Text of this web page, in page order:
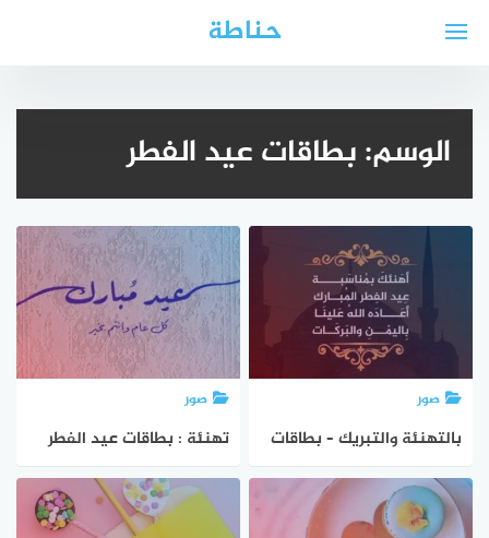
حناطة
الوسم:بطاقات عيد الفطر
صور
بالتهنئة والتبريك – بطاقات
عيد الفطر المبارك 2025
صور
تهنئة : بطاقات عيد الفطر
المبارك 2025